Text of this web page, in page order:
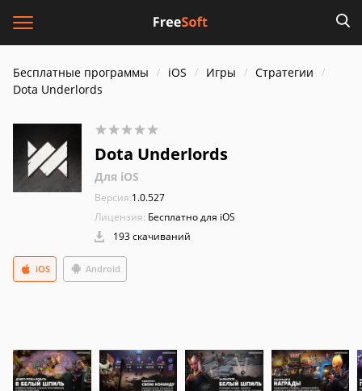
Бесплатные программы iOS Игры
Стратегии
Dota Underlords
Dota Underlords
Для iOS
Версия:1.0.527
Лицензия: Бесплатно для iOS
193 скачиваний
Android
iOS